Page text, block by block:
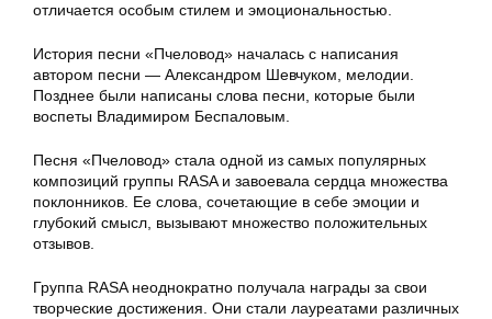
отличается особым стилем и эмоциональностью.
История песни «Пчеловод» началась с написания
автором песни — Александром Шевчуком, мелодии.
Позднее были написаны слова песни, которые были
воспеты Владимиром Беспаловым.
Песня «Пчеловод» стала одной из самых популярных
композиций группы RASA и завоевала сердца множества
поклонников. Ее слова, сочетающие в себе эмоции и
глубокий смысл, вызывают множество положительных
отзывов.
Группа RASA неоднократно получала награды за свои
творческие достижения. Они стали лауреатами различных